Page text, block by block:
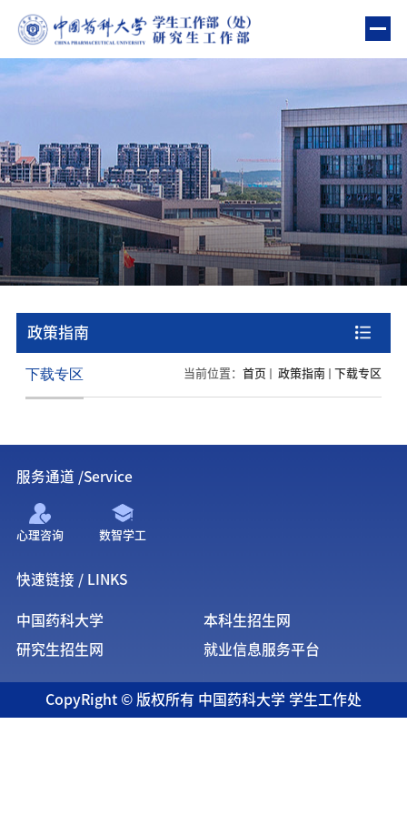
部门简介
教育管理
资助管理
心理健康
队伍建设
政策指南
政策指南
当前位置：首页 政策指南 下载专区
下载专区
服务通道 /Service
心理咨询 数智学工
快速链接 / LINKS
中国药科大学
本科生招生网
研究生招生网
就业信息服务平台
CopyRight © 版权所有 中国药科大学 学生工作处